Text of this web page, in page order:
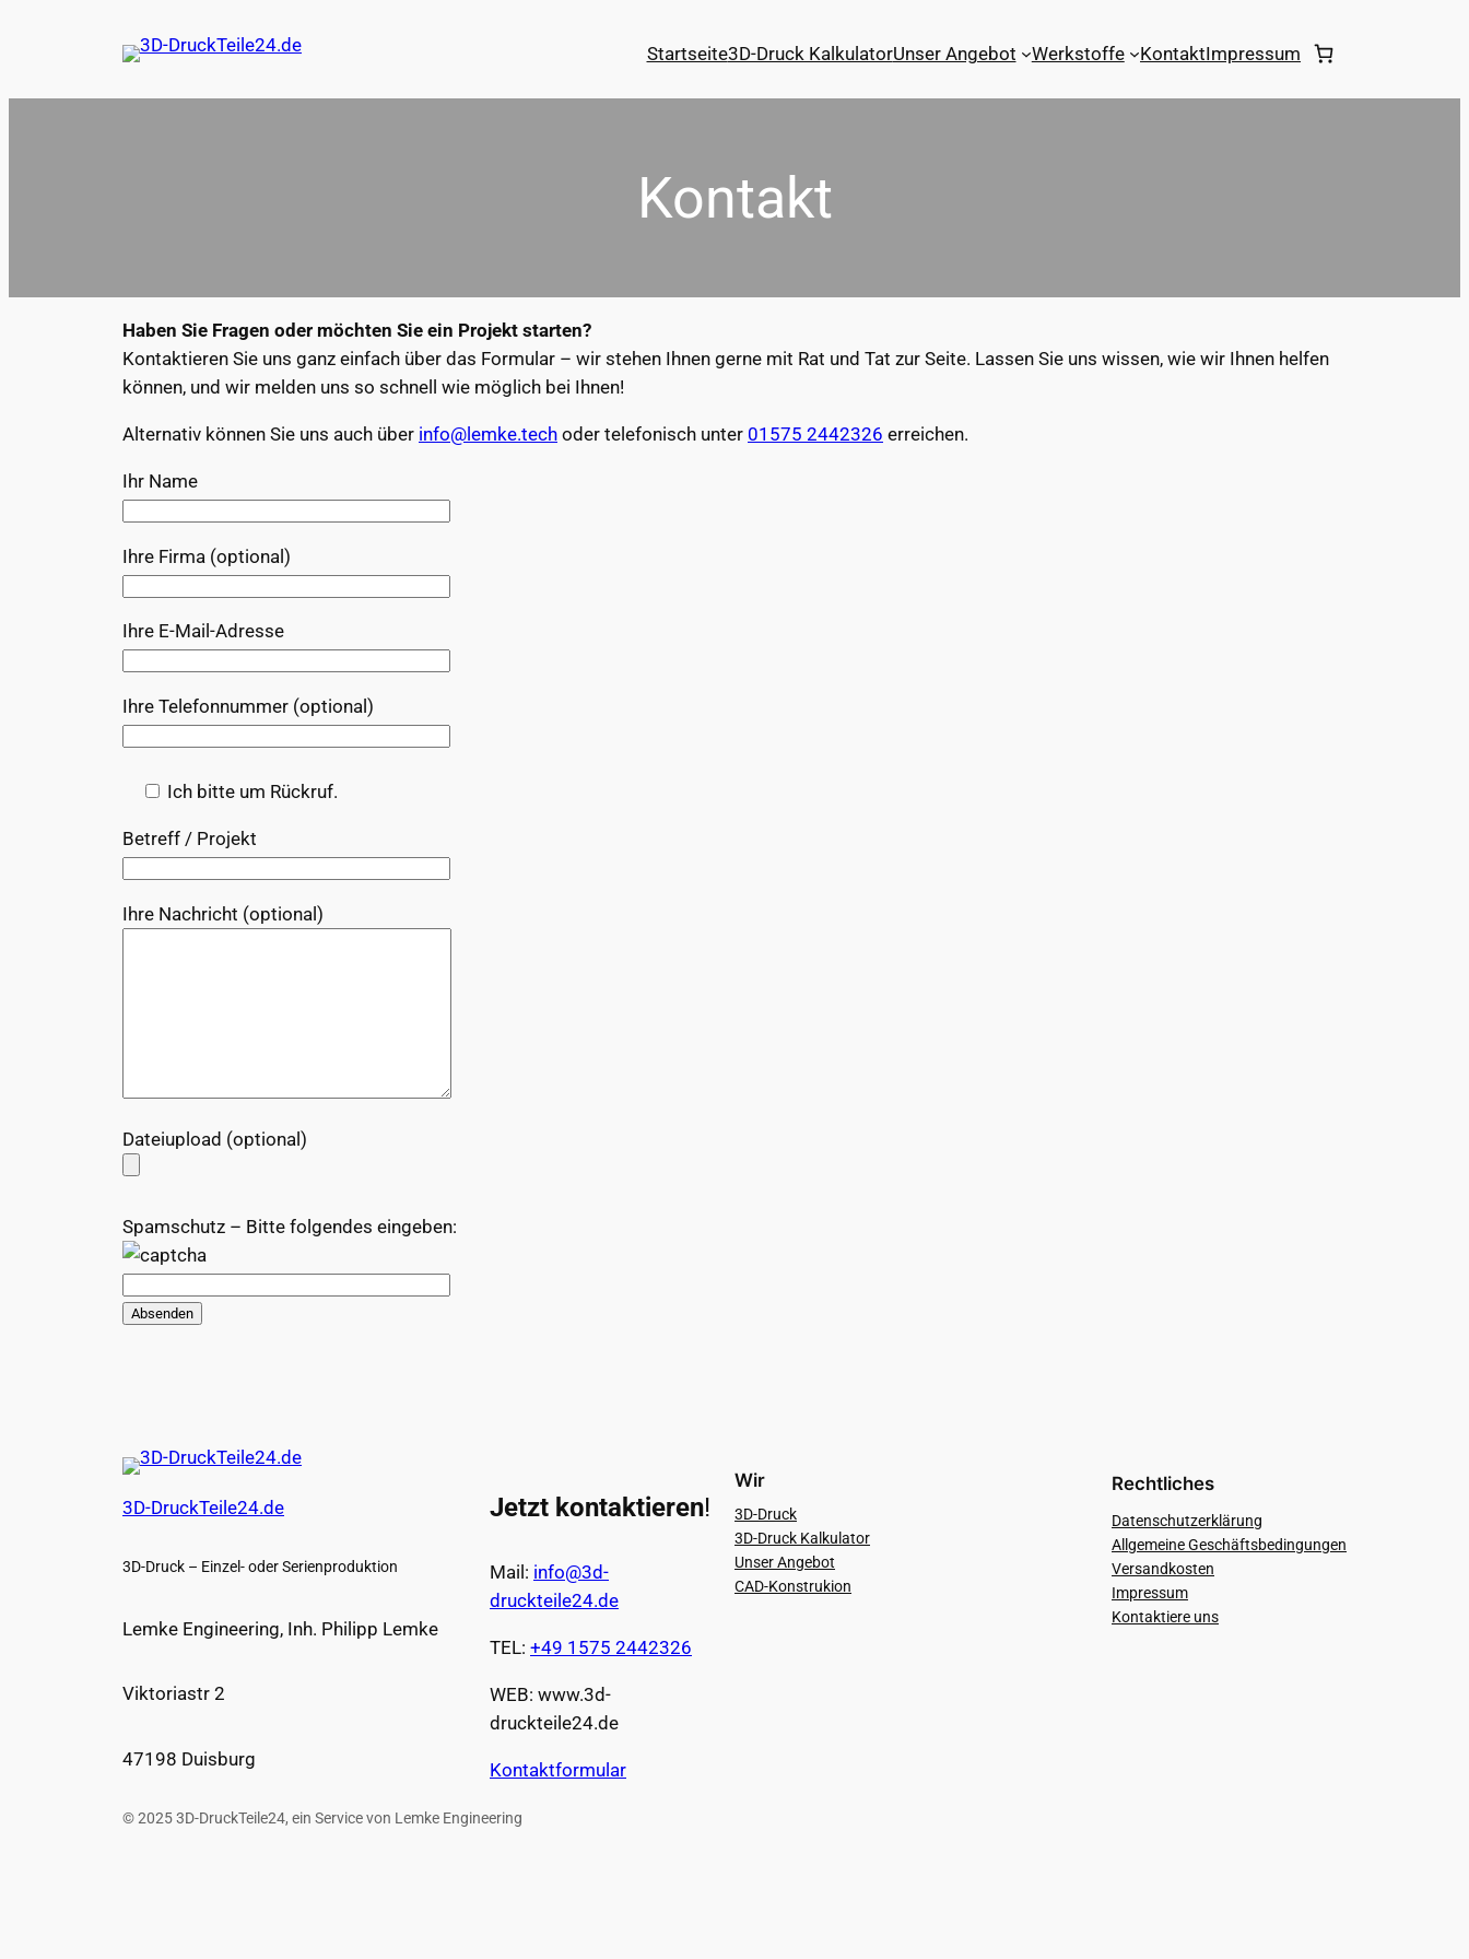
Startseite3D-Druck KalkulatorUnser Angebot Werkstoffe KontaktImpressum
Kontakt
Haben Sie Fragen oder möchten Sie ein Projekt starten?
Kontaktieren Sie uns ganz einfach über das Formular – wir stehen Ihnen gerne mit Rat und Tat zur Seite. Lassen Sie uns wissen, wie wir Ihnen helfen
können, und wir melden uns so schnell wie möglich bei Ihnen!
Alternativ können Sie uns auch über info@lemke.tech oder telefonisch unter 01575 2442326 erreichen.
Ihr Name
Ihre Firma (optional)
Ihre E-Mail-Adresse
Ihre Telefonnummer (optional)
Ich bitte um Rückruf.
Betreff / Projekt
Ihre Nachricht (optional)
Dateiupload (optional)
Spamschutz – Bitte folgendes eingeben:
3D-DruckTeile24.de
3D-Druck – Einzel- oder Serienproduktion
Lemke Engineering, Inh. Philipp Lemke
Viktoriastr 2
47198 Duisburg
Jetzt kontaktieren!
Mail: info@3d-
druckteile24.de
TEL: +49 1575 2442326
WEB: www.3d-
druckteile24.de
Kontaktformular
Wir
3D-Druck
3D-Druck Kalkulator
Unser Angebot
CAD-Konstrukion
Rechtliches
Datenschutzerklärung
Allgemeine Geschäftsbedingungen
Versandkosten
Impressum
Kontaktiere uns
© 2025 3D-DruckTeile24, ein Service von Lemke Engineering